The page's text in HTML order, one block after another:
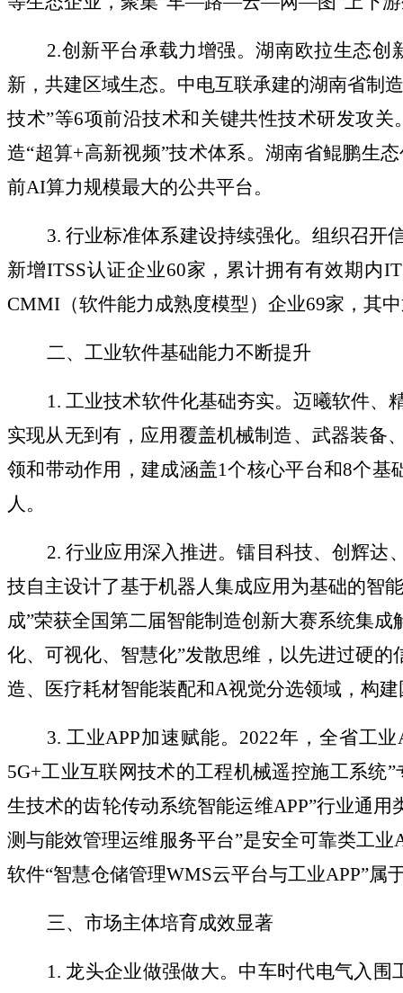
2.创新平台承载力增强。湖南欧拉生态创
新，共建区域生态。中电互联承建的湖南省制
技术”等6项前沿技术和关键共性技术研发攻
造“超算+高新视频”技术体系。湖南省鲲鹏生
前AI算力规模最大的公共平台。
3. 行业标准体系建设持续强化。组织召开信
新增ITSS认证企业60家，累计拥有有效期内
CMMI（软件能力成熟度模型）企业69家，其
二、工业软件基础能力不断提升
1. 工业技术软件化基础夯实。迈曦软件、精
实现从无到有，应用覆盖机械制造、武器装备
领和带动作用，建成涵盖1个核心平台和8个
人。
2. 行业应用深入推进。镭目科技、创辉达、
技自主设计了基于机器人集成应用为基础的智
成”荣获全国第二届智能制造创新大赛系统集
化、可视化、智慧化”发散思维，以先进过硬
造、医疗耗材智能装配和A视觉分选领域，构
3. 工业APP加速赋能。2022年，全省工业
5G+工业互联网技术的工程机械遥控施工系统
生技术的齿轮传动系统智能运维APP”行业通
测与能效管理运维服务平台”是安全可靠类工
软件“智慧仓储管理WMS云平台与工业APP”属
三、市场主体培育成效显著
1. 龙头企业做强做大。中车时代电气入围